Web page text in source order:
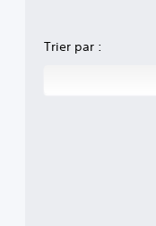
Trier par :